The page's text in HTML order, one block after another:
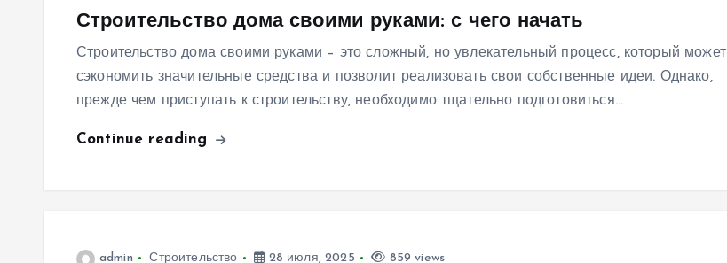
Строительство дома своими руками: с чего начать
Строительство дома своими руками – это сложный, но увлекательный процесс, который может
сэкономить значительные средства и позволит реализовать свои собственные идеи. Однако,
прежде чем приступать к строительству, необходимо тщательно подготовиться…
Continue reading
admin Строительство 28 июля, 2025 859 views